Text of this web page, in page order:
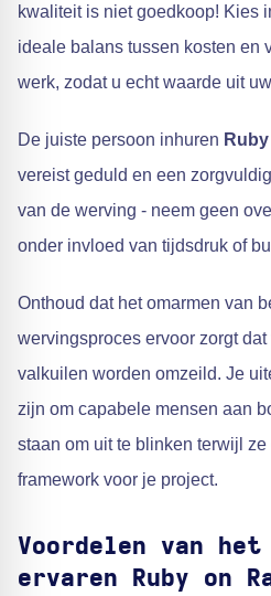
kwaliteit is niet goedkoop! Kies
ideale balans tussen kosten en
werk, zodat u echt waarde uit
De juiste persoon inhuren
vereist geduld en een
van de werving - neem geen
onder invloed van tijdsdruk of
Onthoud dat het omarmen van
wervingsproces ervoor zorgt
valkuilen worden omzeild. Je
zijn om capabele mensen aan
staan om uit te blinken terwijl ze
framework voor je project.
Voordelen van het
ervaren Ruby on